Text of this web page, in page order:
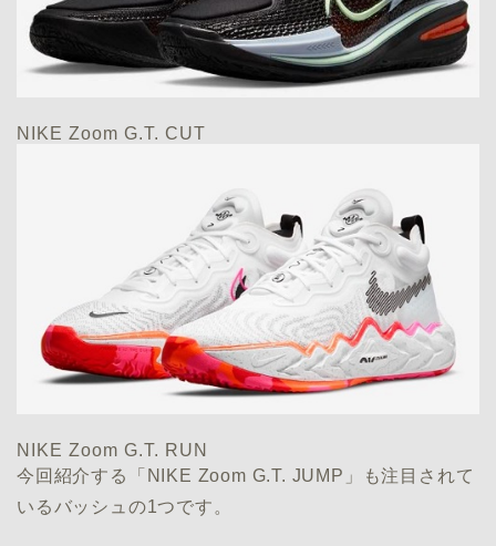
NIKE Zoom G.T. CUT
NIKE Zoom G.T. RUN
今回紹介する「NIKE Zoom G.T. JUMP」も注目されて
いるバッシュの1つです。